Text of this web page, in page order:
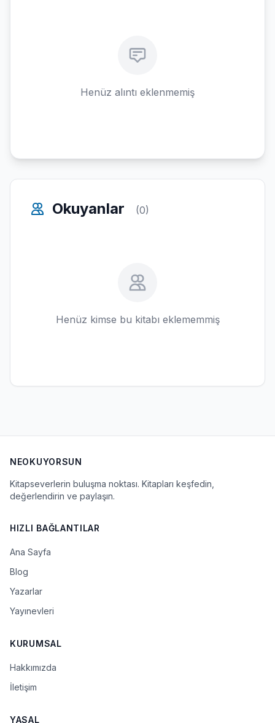
Henüz alıntı eklenmemiş
Okuyanlar (0)
Henüz kimse bu kitabı eklememmiş
NEOKUYORSUN
Kitapseverlerin buluşma noktası. Kitapları keşfedin,
değerlendirin ve paylaşın.
HIZLI BAĞLANTILAR
Ana Sayfa
Blog
Yazarlar
Yayınevleri
KURUMSAL
Hakkımızda
İletişim
YASAL